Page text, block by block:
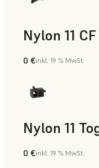
Nylon 11
SLS-Pulver
0 €inkl. 19 % MwSt.
Nylon 11
SLS-Pulver
0 €inkl. 19 % MwSt.